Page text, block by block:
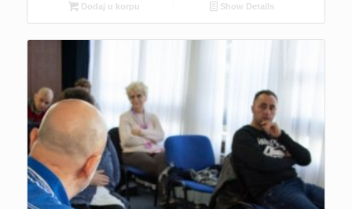
Dodaj u korpu Show Details